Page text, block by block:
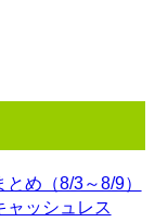
め（8/3～8/9）
ャッシュレス